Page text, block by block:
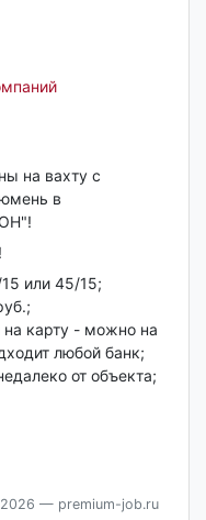
на вaхту с
в
или 45/15;
кaрту - можно нa
любой банк;
от объекта;
— premium-job.ru